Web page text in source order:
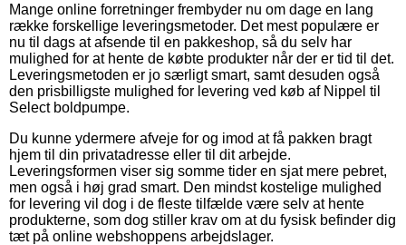
Mange online forretninger frembyder nu om dage en lang
række forskellige leveringsmetoder. Det mest populære er
nu til dags at afsende til en pakkeshop, så du selv har
mulighed for at hente de købte produkter når der er tid til det.
Leveringsmetoden er jo særligt smart, samt desuden også
den prisbilligste mulighed for levering ved køb af Nippel til
Select boldpumpe.
Du kunne ydermere afveje for og imod at få pakken bragt
hjem til din privatadresse eller til dit arbejde.
Leveringsformen viser sig somme tider en sjat mere pebret,
men også i høj grad smart. Den mindst kostelige mulighed
for levering vil dog i de fleste tilfælde være selv at hente
produkterne, som dog stiller krav om at du fysisk befinder dig
tæt på online webshoppens arbejdslager.